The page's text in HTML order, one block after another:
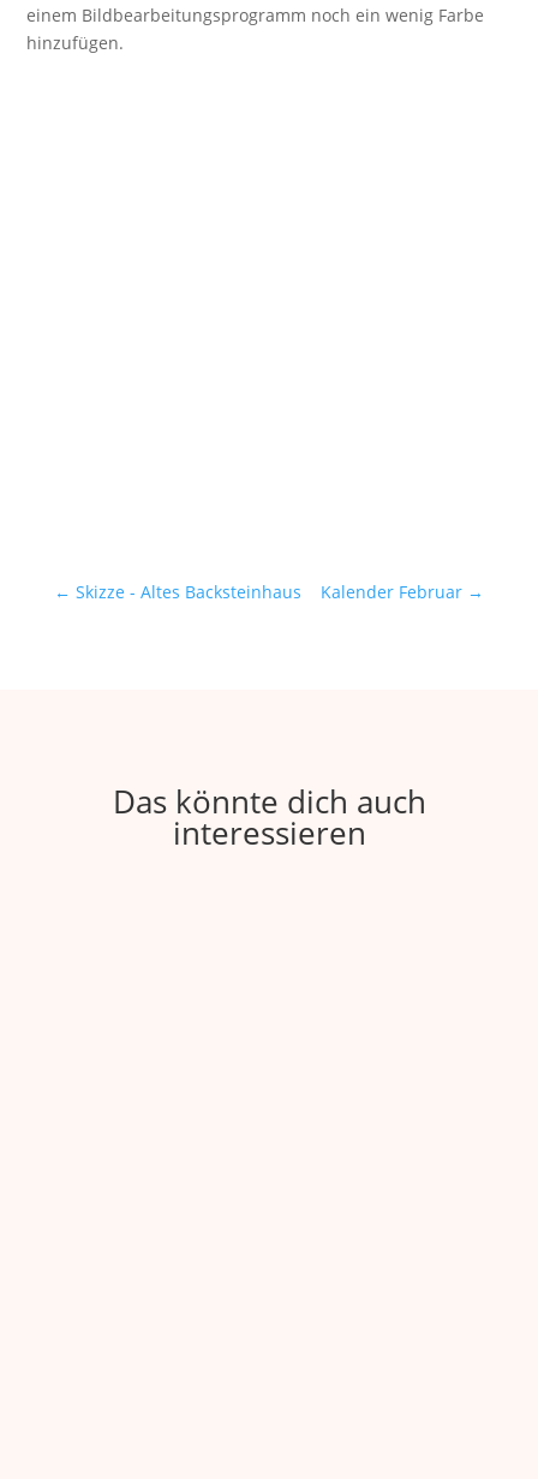
einem Bildbearbeitungsprogramm noch ein wenig Farbe
hinzufügen.
← Skizze - Altes Backsteinhaus Kalender Februar →
Das könnte dich auch
interessieren